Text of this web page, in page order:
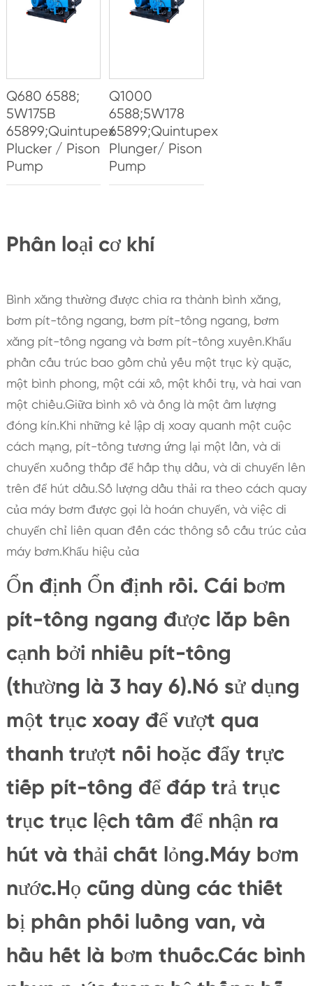
Q680 6588;
5W175B
65899;Quintupex
Plucker / Pison
Pump
Q1000
6588;5W178
65899;Quintupex
Plunger/ Pison
Pump
Phân loại cơ khí
Bình xăng thường được chia ra thành bình xăng,
bơm pít-tông ngang, bơm pít-tông ngang, bơm
xăng pít-tông ngang và bơm pít-tông xuyên.Khẩu
phần cấu trúc bao gồm chủ yếu một trục kỳ quặc,
một bình phong, một cái xô, một khối trụ, và hai van
một chiều.Giữa bình xô và ống là một âm lượng
đóng kín.Khi những kẻ lập dị xoay quanh một cuộc
cách mạng, pít-tông tương ứng lại một lần, và di
chuyển xuống thấp để hấp thụ dầu, và di chuyển lên
trên để hút dầu.Số lượng dầu thải ra theo cách quay
của máy bơm được gọi là hoán chuyển, và việc di
chuyển chỉ liên quan đến các thông số cấu trúc của
máy bơm.Khẩu hiệu của
Ổn định Ổn định rồi. Cái bơm
pít-tông ngang được lắp bên
cạnh bởi nhiều pít-tông
(thường là 3 hay 6).Nó sử dụng
một trục xoay để vượt qua
thanh trượt nối hoặc đẩy trực
tiếp pít-tông để đáp trả trục
trục trục lệch tâm để nhận ra
hút và thải chất lỏng.Máy bơm
nước.Họ cũng dùng các thiết
bị phân phối luồng van, và
hầu hết là bơm thuốc.Các bình